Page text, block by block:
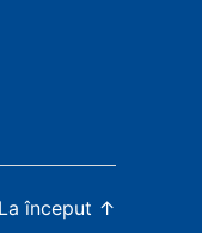
La început ↑